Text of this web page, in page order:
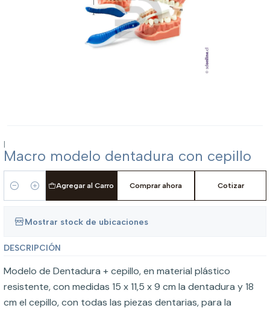
|
Macro modelo dentadura con cepillo
Cantidad
Agregar al Carro Comprar ahora Cotizar
Mostrar stock de ubicaciones
DESCRIPCIÓN
Modelo de Dentadura + cepillo, en material plástico
resistente, con medidas 15 x 11,5 x 9 cm la dentadura y 18
cm el cepillo, con todas las piezas dentarias, para la